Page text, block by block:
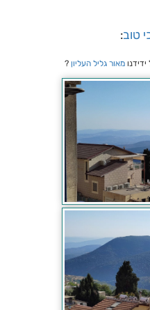
טוב:
מאור גליל העליון ?